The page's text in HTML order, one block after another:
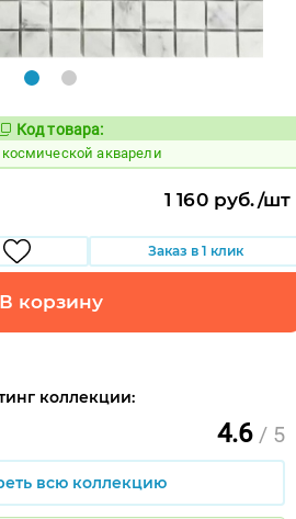
Код:
926750
Код товара:
акварели
1 160 руб./шт
Заказ в 1 клик
В корзину
коллекции:
4.6 / 5
всю коллекцию